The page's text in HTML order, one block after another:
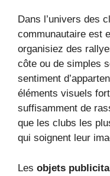
Dans l’univers des
communautaire est
organisiez des
côte ou de simples
sentiment
éléments visuels
suffisamment de
que les clubs les
qui soignent leur
Les objets